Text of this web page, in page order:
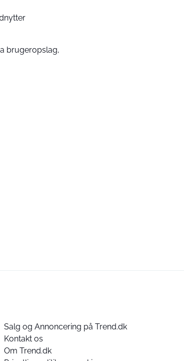
brugeropslag,
Salg og Annoncering på Trend.dk
Kontakt os
Om Trend.dk